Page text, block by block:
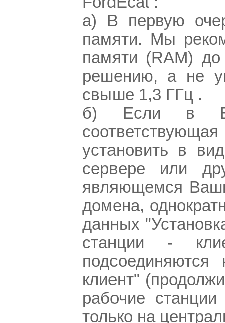
a) В первую
памяти. Мы
памяти (RAM)
решению, а не
свыше 1,3 ГГц .
б) Если в
установить в
сервере или
являющемся
домена,
данных
станции -
клиент"
рабочие
только на